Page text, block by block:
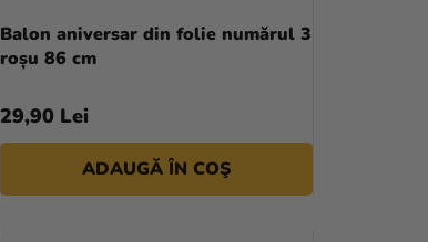
Balon aniversar din folie numărul 3
roșu 86 cm
29,90 Lei
ADAUGĂ ÎN COŞ